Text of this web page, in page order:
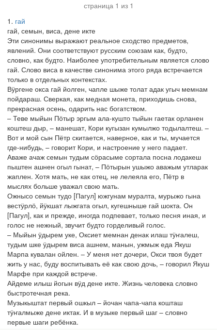
страница 1 из 1
1 гай
гай, семын, виса, дене икте
Эти синонимы выражают реальное сходство предметов,
явлений. Они соответствуют русским союзам как, будто,
словно, как будто. Наиболее употребительным является слово
гай. Слово виса в качестве синонима этого ряда встречается
только в отдельных контекстах.
Вӱргене окса гай йолген, чапле шыже толат адак угыч мемнам
пойдараш. Сверкая, как медная монета, приходишь снова,
прекрасная осень, одарить нас богатством.
– Теве мыйын Пӧтыр эргым ала-кушто тыйын гаетак орланен
коштеш дыр, – манешат, Кори кугызан кумылжо тодылалтеш. –
Вот и мой сын Пётр скитается, наверное, как и ты, мучается
где-нибудь, – говорит Кори, и настроение у него падает.
Аваже ачаж семын тудым сӧрасыме сортала посна лодакеш
пыштен ашнен огыл гынат, – Пӧтырын ушыжо аважым утларак
жаплен. Хотя мать, не как отец, не лелеяла его, Пётр в
мыслях больше уважал свою мать.
Ожнысо семын тудо [Пагул] южгунам муралта, мурыжо гына
вестӱрлӧ, йӱкшат лыжгата огыл, кугешныше гай шокта. Он
[Пагул], как и прежде, иногда подпевает, только песня иная, и
голос не нежный, звучит будто горделивый голос.
– Мыйын ӱдырем уке, Оксиет мемнан денак илаш тӱҥалеш,
тудым шке ӱдырем виса ашнем, манын, ужмыж еда Якуш
Марпа кувалан ойлен. – У меня нет дочери, Окси твоя будет
жить у нас, буду воспитывать её как свою дочь, – говорил Якуш
Марфе при каждой встрече.
Айдеме илыш йогын вӱд дене икте. Жизнь человека словно
быстротечная река.
Музыкыштат первый ошкыл – йочан чапа-чапа кошташ
тӱҥалмыже дене иктак. И в музыке первый шаг – словно
первые шаги ребёнка.